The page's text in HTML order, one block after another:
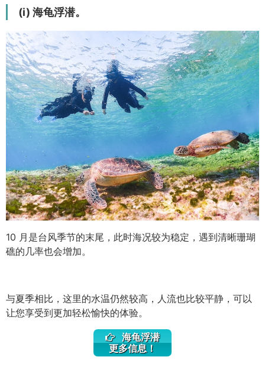
(i) 海龟浮潜。
10 月是台风季节的末尾，此时海况较为稳定，遇到清晰珊瑚
礁的几率也会增加。
与夏季相比，这里的水温仍然较高，人流也比较平静，可以
让您享受到更加轻松愉快的体验。
海龟浮潜
更多信息！